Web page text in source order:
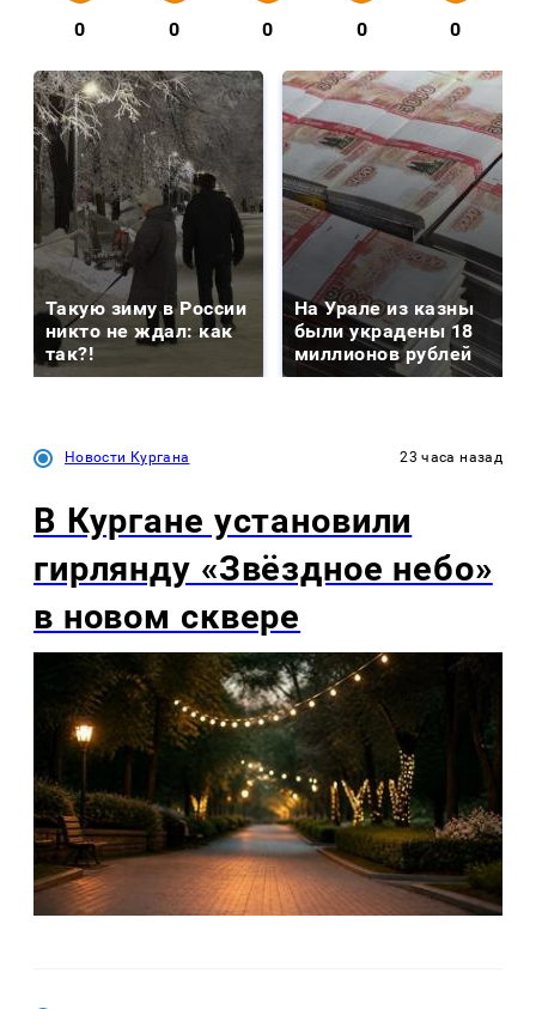
0 0 0 0 0
Такую зиму в России
никто не ждал: как
так?!
На Урале из казны
были украдены 18
миллионов рублей
Новости Кургана 23 часа назад
В Кургане установили
гирлянду «Звёздное небо»
в новом сквере